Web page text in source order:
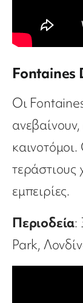
Fontaines
Οι
τεράστιους
εμπειρίες.
Περιοδεία:
Park,